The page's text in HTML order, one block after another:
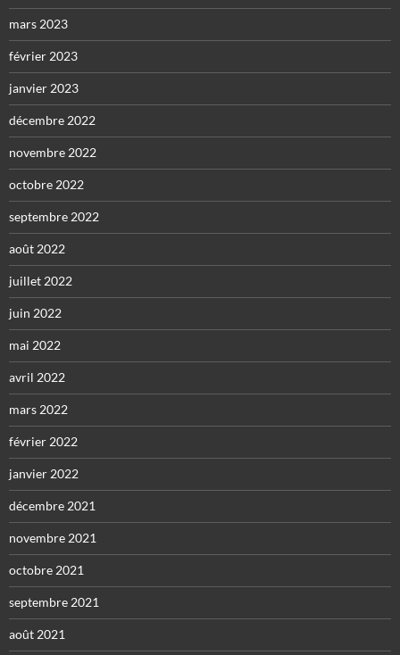
mars 2023
février 2023
janvier 2023
décembre 2022
novembre 2022
octobre 2022
septembre 2022
août 2022
juillet 2022
juin 2022
mai 2022
avril 2022
mars 2022
février 2022
janvier 2022
décembre 2021
novembre 2021
octobre 2021
septembre 2021
août 2021